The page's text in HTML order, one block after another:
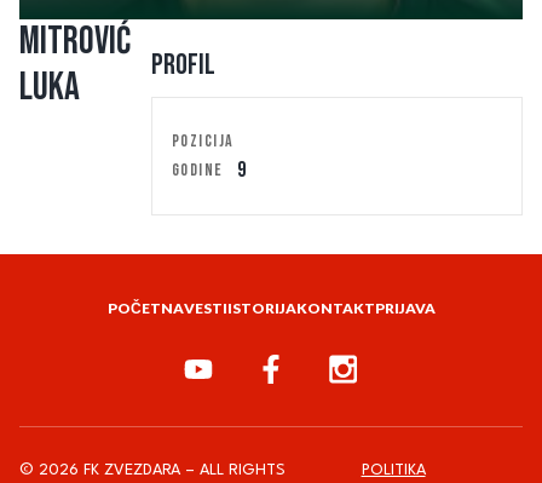
Mitrović
Luka
Profil
POZICIJA
GODINE
9
POČETNAVESTIISTORIJAKONTAKTPRIJAVA
© 2026 FK ZVEZDARA – ALL RIGHTS POLITIKA